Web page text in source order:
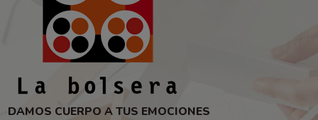
DAMOS CUERPO A TUS EMOCIONES